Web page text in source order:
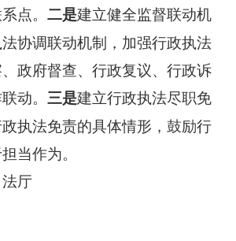
点。 二是建立健全监督联动机
协调联动机制，加强行政执法
政府督查、行政复议、行政诉
动。 三是建立行政执法尽职免
执法免责的具体情形，鼓励行
当作为。
厅